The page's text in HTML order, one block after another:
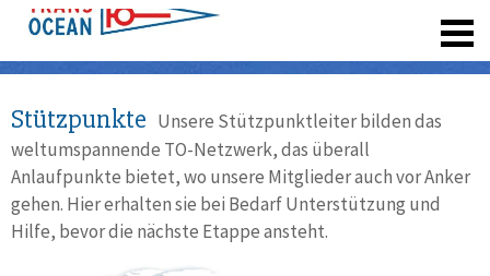
Stützpunkte Unsere Stützpunktleiter bilden das
weltumspannende TO-Netzwerk, das überall
Anlaufpunkte bietet, wo unsere Mitglieder auch vor Anker
gehen. Hier erhalten sie bei Bedarf Unterstützung und
Hilfe, bevor die nächste Etappe ansteht.